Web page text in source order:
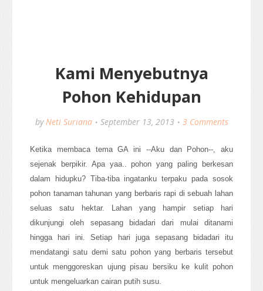
Kami Menyebutnya
Pohon Kehidupan
by Neti Suriana September 13, 2013 3 Comments
Ketika membaca tema GA ini --Aku dan Pohon--, aku
sejenak berpikir. Apa yaa.. pohon yang paling berkesan
dalam hidupku? Tiba-tiba ingatanku terpaku pada sosok
pohon tanaman tahunan yang berbaris rapi di sebuah lahan
seluas satu hektar. Lahan yang hampir setiap hari
dikunjungi oleh sepasang bidadari dari mulai ditanami
hingga hari ini. Setiap hari juga sepasang bidadari itu
mendatangi satu demi satu pohon yang berbaris tersebut
untuk menggoreskan ujung pisau bersiku ke kulit pohon
untuk mengeluarkan cairan putih susu.